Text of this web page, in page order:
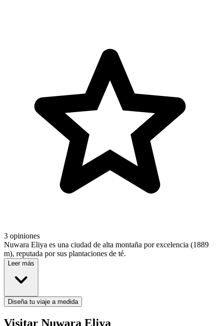
3 opiniones
Nuwara Eliya es una ciudad de alta montaña por excelencia (1889
m), reputada por sus plantaciones de té.
Leer más
Diseña tu viaje a medida
Visitar Nuwara Eliya